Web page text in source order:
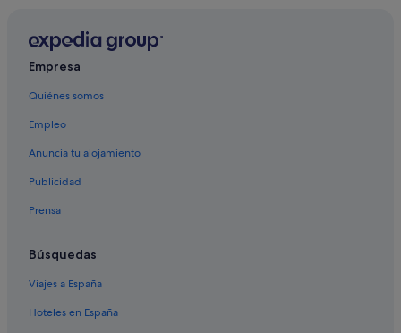
Vuelos a Canadá
Vuelos a China
Vuelos a España
Vuelos a Estados Unidos
Vuelos a Filipinas
Vuelos a Grecia
Empresa
Quiénes somos
Empleo
Anuncia tu alojamiento
Publicidad
Prensa
Búsquedas
Viajes a España
Hoteles en España